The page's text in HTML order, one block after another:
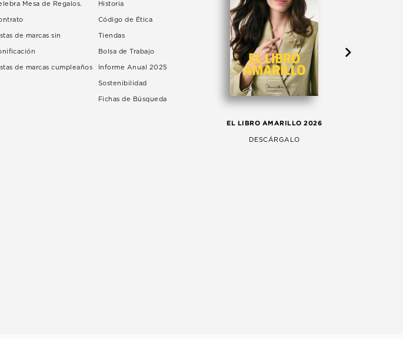
Mesa de Regalos.
de marcas sin
de marcas cumpleaños
Historia
Código de Ética
Tiendas
Bolsa de Trabajo
Informe Anual 2025
Sostenibilidad
Fichas de Búsqueda
EL LIBRO AMARILLO 2026
DESCÁRGALO